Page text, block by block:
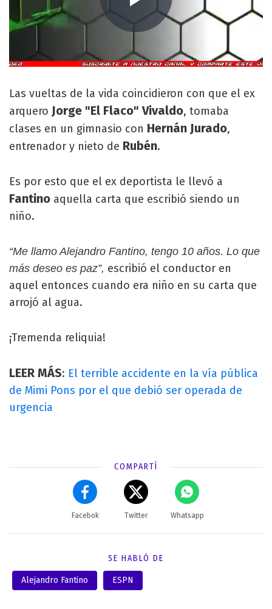
Las vueltas de la vida coincidieron con que el ex
arquero Jorge "El Flaco" Vivaldo, tomaba
clases en un gimnasio con Hernán Jurado,
entrenador y nieto de Rubén.
Es por esto que el ex deportista le llevó a
Fantino aquella carta que escribió siendo un
niño.
“Me llamo Alejandro Fantino, tengo 10 años. Lo que
más deseo es paz”, escribió el conductor en
aquel entonces cuando era niño en su carta que
arrojó al agua.
¡Tremenda reliquia!
LEER MÁS: El terrible accidente en la vía pública
de Mimi Pons por el que debió ser operada de
urgencia
COMPARTÍ
Facebok Twitter Whatsapp
SE HABLÓ DE
Alejandro Fantino ESPN